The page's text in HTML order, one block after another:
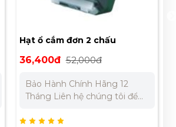
Hạt ổ cắm đơn 2 chấu
Panasonic WEV1081H
36,400đ 52,000đ
Bảo Hành Chính Hãng 12
Tháng Liên hệ chúng tôi để
án. Miền Bắc : 0989 310